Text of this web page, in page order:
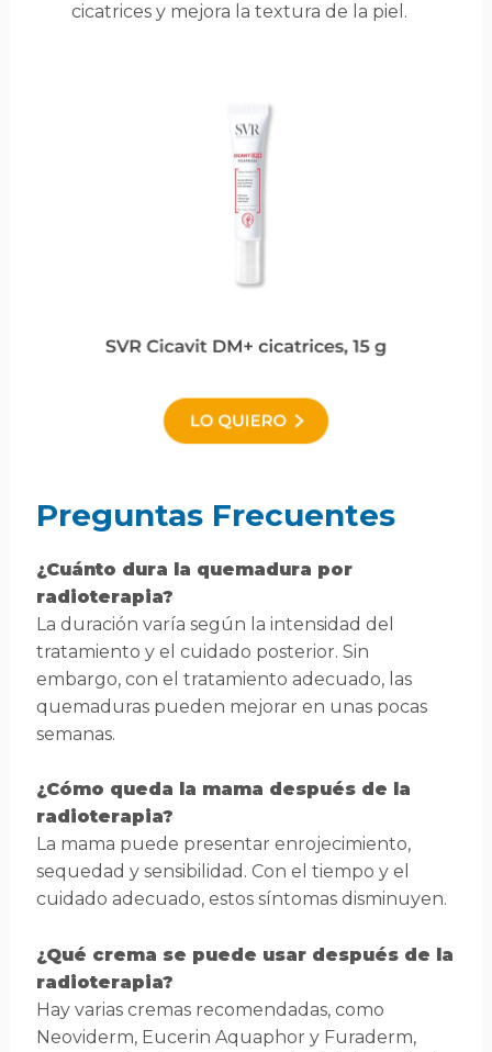
cicatrices y mejora la textura de la piel.
Preguntas Frecuentes
¿Cuánto dura la quemadura por
radioterapia?
La duración varía según la intensidad del
tratamiento y el cuidado posterior. Sin
embargo, con el tratamiento adecuado, las
quemaduras pueden mejorar en unas pocas
semanas.
¿Cómo queda la mama después de la
radioterapia?
La mama puede presentar enrojecimiento,
sequedad y sensibilidad. Con el tiempo y el
cuidado adecuado, estos síntomas disminuyen.
¿Qué crema se puede usar después de la
radioterapia?
Hay varias cremas recomendadas, como
Neoviderm, Eucerin Aquaphor y Furaderm,